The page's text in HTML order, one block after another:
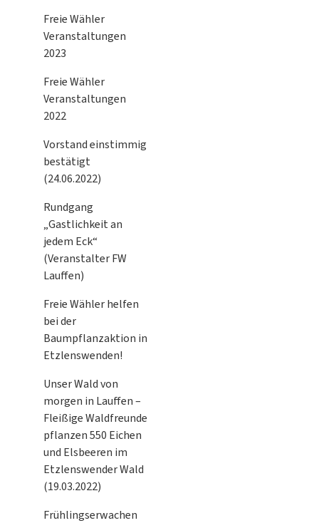
Freie Wähler
Veranstaltungen
2023
Freie Wähler
Veranstaltungen
2022
Vorstand einstimmig
bestätigt
(24.06.2022)
Rundgang
„Gastlichkeit an
jedem Eck“
(Veranstalter FW
Lauffen)
Freie Wähler helfen
bei der
Baumpflanzaktion in
Etzlenswenden!
Unser Wald von
morgen in Lauffen –
Fleißige Waldfreunde
pflanzen 550 Eichen
und Elsbeeren im
Etzlenswender Wald
(19.03.2022)
Frühlingserwachen